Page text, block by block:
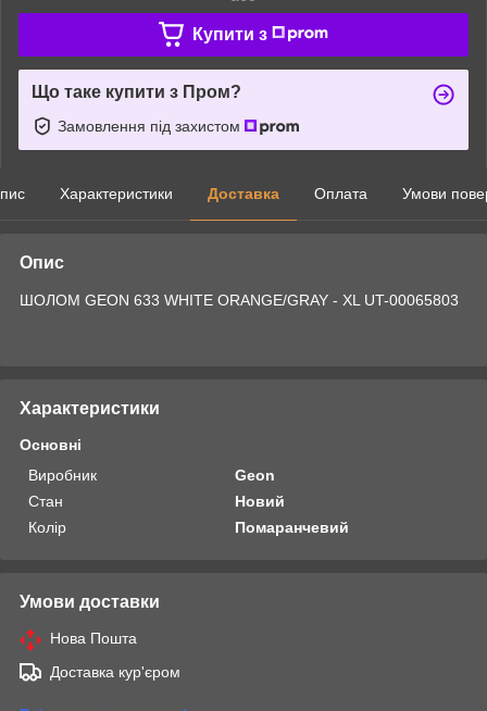
Купити з
Що таке купити з Пром?
Замовлення під захистом
Характеристики Доставка Оплата Умови
Опис
ШОЛОМ GEON 633 WHITE ORANGE/GRAY - XL UT-00065803
Характеристики
Основні
Виробник
Geon
Стан
Новий
Колір
Помаранчевий
Умови доставки
Нова Пошта
Доставка кур'єром